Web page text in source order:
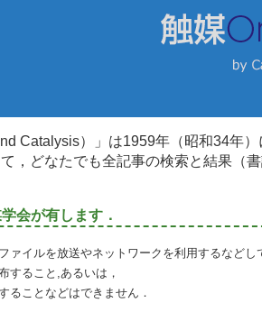
Catalysis）」は1959年（昭和34年
，どなたでも全記事の検索と結果（
会が有します．
ァイルを放送やネットワークを利用するなど
すること,あるいは，
ることなどはできません．